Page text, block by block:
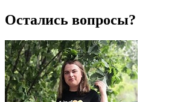
Остались вопросы?